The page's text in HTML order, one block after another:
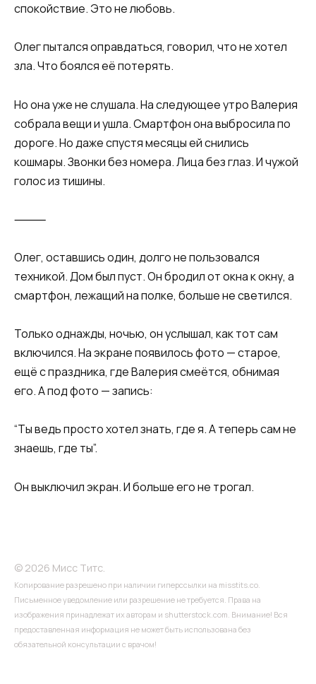
спокойствие. Это не любовь.
Олег пытался оправдаться, говорил, что не хотел
зла. Что боялся её потерять.
Но она уже не слушала. На следующее утро Валерия
собрала вещи и ушла. Смартфон она выбросила по
дороге. Но даже спустя месяцы ей снились
кошмары. Звонки без номера. Лица без глаз. И чужой
голос из тишины.
⸻
Олег, оставшись один, долго не пользовался
техникой. Дом был пуст. Он бродил от окна к окну, а
смартфон, лежащий на полке, больше не светился.
Только однажды, ночью, он услышал, как тот сам
включился. На экране появилось фото — старое,
ещё с праздника, где Валерия смеётся, обнимая
его. А под фото — запись:
“Ты ведь просто хотел знать, где я. А теперь сам не
знаешь, где ты”.
Он выключил экран. И больше его не трогал.
© 2026 Мисс Титс.
Копирование разрешено при наличии гиперссылки на misstits.co.
Письменное уведомление или разрешение не требуется. Права на
изображения принадлежат их авторам и shutterstock.com. Внимание! Вся
предоставленная информация не может быть использована без
обязательной консультации с врачом!